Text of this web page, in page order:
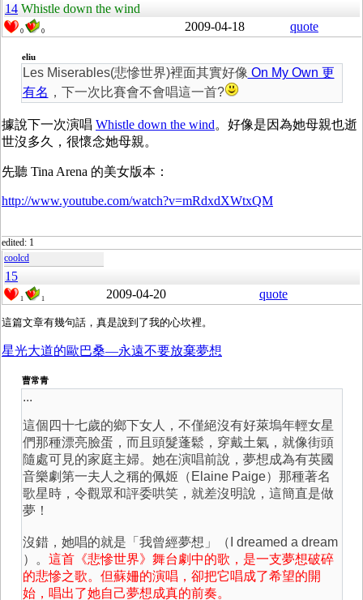
14 Whistle down the wind
0 0 2009-04-18 quote
eliu
Les Miserables(悲慘世界)裡面其實好像 On My Own 更
有名 ，下一次比賽會不會唱這一首?
據說下一次演唱 Whistle down the wind。好像是因為她母親也逝
世沒多久，很懷念她母親。
先聽 Tina Arena 的美女版本：
http://www.youtube.com/watch?v=mRdxdXWtxQM
edited: 1
coolcd
15
1 1 2009-04-20 quote
星光大道的歐巴桑—永遠不要放棄夢想
曹常青
...
這個四十七歲的鄉下女人，不僅絕沒有好萊塢年輕女星
們那種漂亮臉蛋，而且頭髮蓬鬆，穿戴土氣，就像街頭
隨處可見的家庭主婦。她在演唱前說，夢想成為有英國
音樂劇第一夫人之稱的佩姬（Elaine Paige）那種著名
歌星時，令觀眾和評委哄笑，就差沒明說，這簡直是做
夢！
沒錯，她唱的就是「我曾經夢想」（I dreamed a dream
）。 這首《悲慘世界》舞台劇中的歌，是一支夢想破碎
的悲慘之歌。但蘇姍的演唱，卻把它唱成了希望的開
始，唱出了她自己夢想成真的前奏。